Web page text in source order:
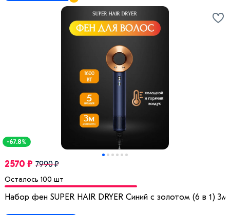
-67.8%
2570 ₽ 7990 ₽
Осталось 100 шт
Набор фен SUPER HAIR DRYER Синий с золотом (6 в 1) 3м